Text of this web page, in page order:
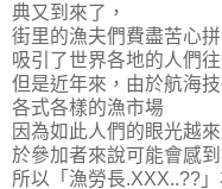
典又到來了，
街里的漁夫們費盡苦心
吸引了世界各地的人們
但是近年來，由於航海
各式各樣的漁市場
因為如此人們的眼光越
於參加者來說可能會感
所以「漁勞長.XXX..??